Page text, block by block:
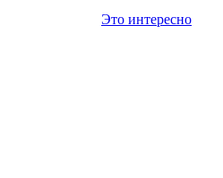
Это интересно